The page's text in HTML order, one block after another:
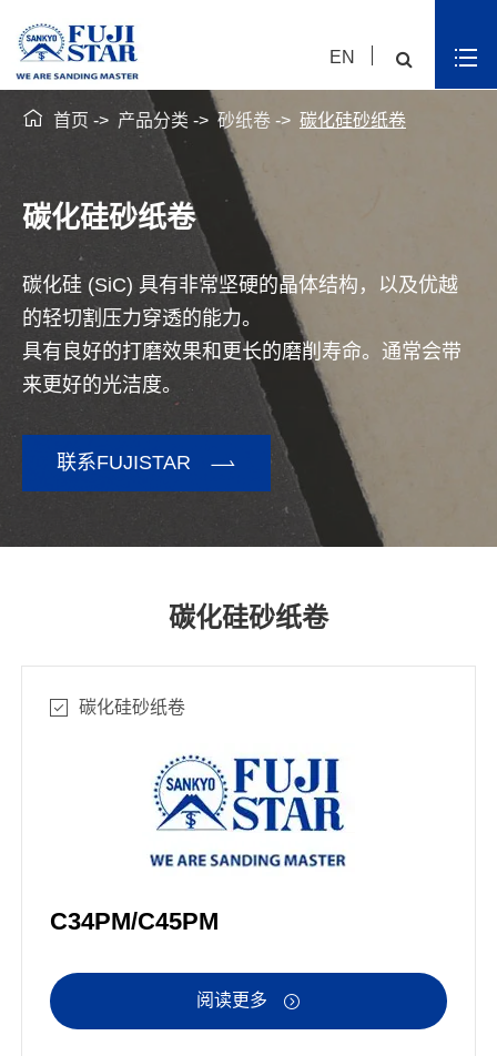
EN
碳化硅砂纸卷
碳化硅 (SiC) 具有非常坚硬的晶体结构，以及优越
的轻切割压力穿透的能力。
具有良好的打磨效果和更长的磨削寿命。通常会带
来更好的光洁度。
联系FUJISTAR 
 首页 产品分类 砂纸卷 碳化硅砂纸卷
碳化硅砂纸卷
碳化硅砂纸卷
C34PM/C45PM
阅读更多 